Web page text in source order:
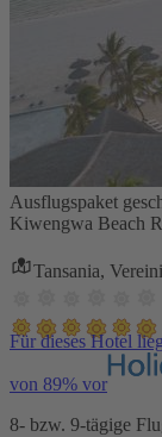
Ausflugspaket
Kiwengwa Beach
Tansania,
Für dieses Hotel
von 89% vor
8- bzw. 9-tägige